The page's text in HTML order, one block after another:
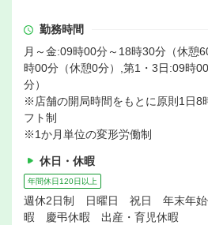
勤務時間
月～金:09時00分～18時30分（休憩
時00分（休憩0分）,第1・3日:09時
分）
※店舗の開局時間をもとに原則1日8
フト制
※1か月単位の変形労働制
休日・休暇
年間休日120日以上
週休2日制 日曜日 祝日 年末年
暇 慶弔休暇 出産・育児休暇